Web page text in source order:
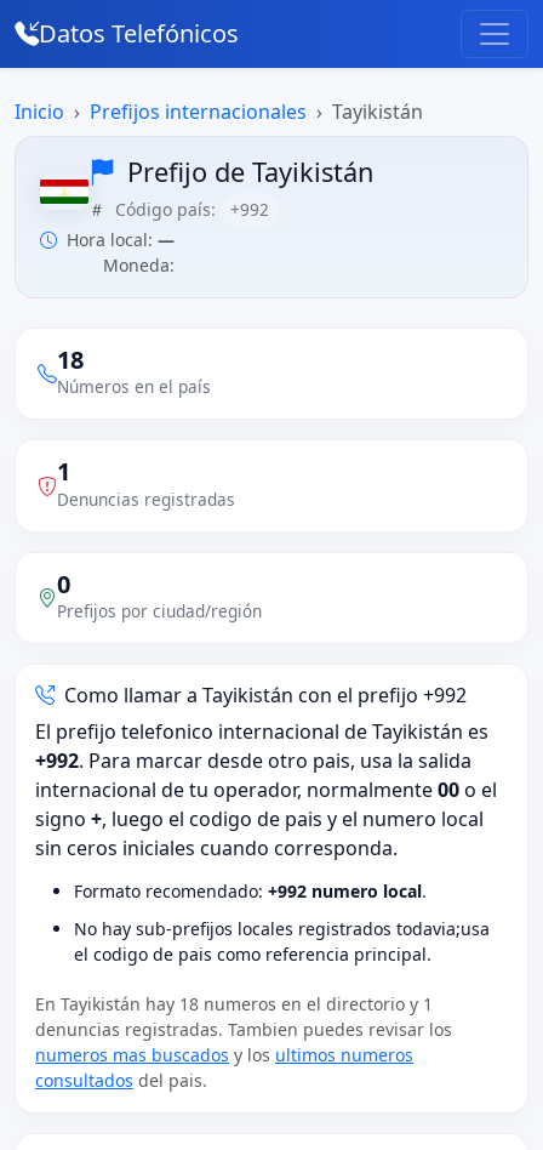
Datos Telefónicos
Inicio Prefijos internacionales Tayikistán
Prefijo de Tayikistán
Código país:
+992
Hora local: —
Moneda:
18
Números en el país
1
Denuncias registradas
0
Prefijos por ciudad/región
Como llamar a Tayikistán con el prefijo +992
El prefijo telefonico internacional de Tayikistán es
+992. Para marcar desde otro pais, usa la salida
internacional de tu operador, normalmente00o el
signo +, luego el codigo de pais y el numero local
sin ceros iniciales cuando corresponda.
Formato recomendado: +992 numero local.
No hay sub-prefijos locales registrados todavia;usa
el codigo de pais como referencia principal.
En Tayikistán hay 18 numeros en el directorio y 1
denuncias registradas. Tambien puedes revisar los
numeros mas buscados y los ultimos numeros
consultados del pais.